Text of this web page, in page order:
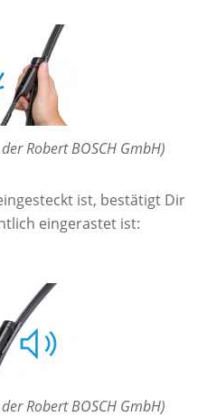
Robert BOSCH GmbH)
ist, bestätigt Dir
eingerastet ist:
Robert BOSCH GmbH)